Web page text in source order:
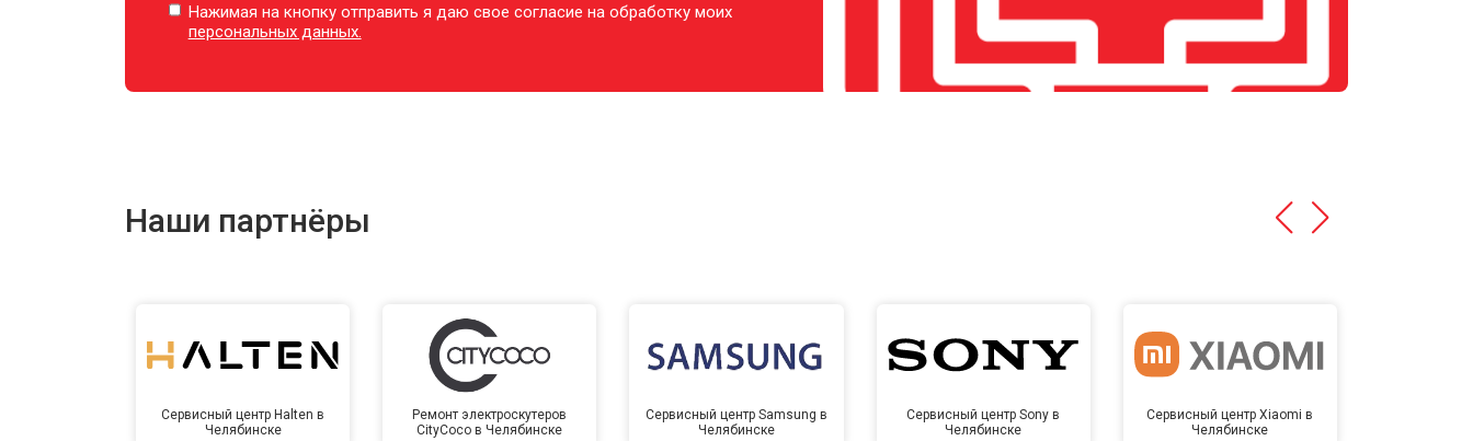
Нажимая на кнопку отправить я даю свое согласие на обработку моих
персональных данных.
Наши партнёры
Сервисный центр Halten в
Челябинске
Ремонт электроскутеров
CityCoco в Челябинске
Сервисный центр Samsung в
Челябинске
Сервисный центр Sony в
Челябинске
Сервисный центр Xiaomi в
Челябинске